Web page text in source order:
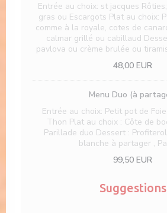
Entrée au choix: st jacques
gras ou Escargots Plat au choix:
comme à la royale, cotes de
calmar grillé ou cabillaud
pavlova ou crème brulée ou
48,00 EUR
Menu Duo (à
Entrée au choix: Petit pot de
Thon Plat au choix : Côte de
Parillade duo Dessert :
blanche à partager ,
99,50 EUR
Suggestions